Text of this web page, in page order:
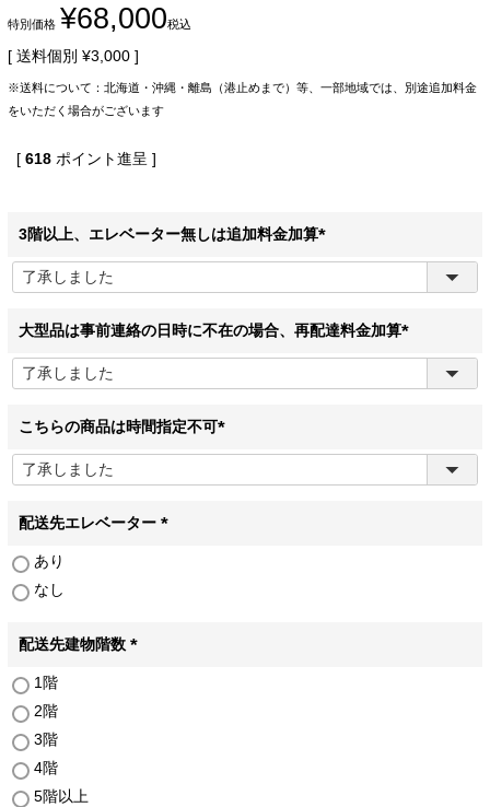
特別価格 ¥68,000税込
送料個別 ¥3,000
※送料について：北海道・沖縄・離島（港止めまで）等、一部地域では、別途追加料金
をいただく場合がございます
[ 618 ポイント進呈 ]
3階以上、エレベーター無しは追加料金加算
(
)
大型品は事前連絡の日時に不在の場合、再配達料金加算
(
こちらの商品は時間指定不可
(
配送先エレベーター
あり
なし
配送先建物階数
1階
2階
3階
4階
5階以上